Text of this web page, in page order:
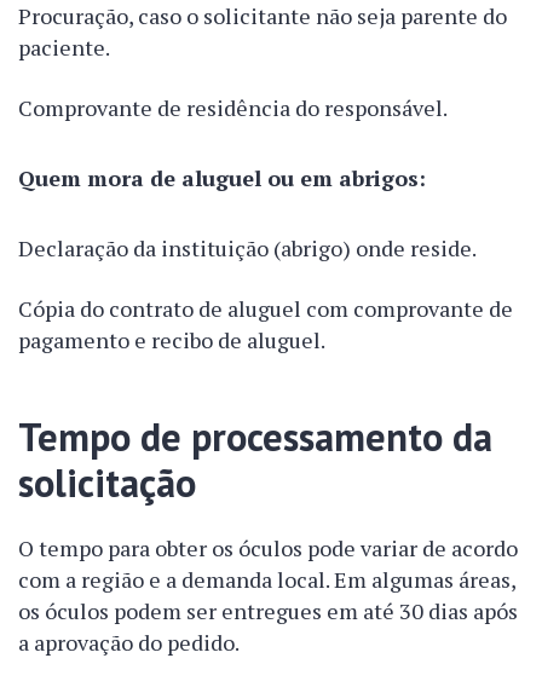
Procuração, caso o solicitante não seja parente do
paciente.
Comprovante de residência do responsável.
Quem mora de aluguel ou em abrigos:
Declaração da instituição (abrigo) onde reside.
Cópia do contrato de aluguel com comprovante de
pagamento e recibo de aluguel.
Tempo de processamento da
solicitação
O tempo para obter os óculos pode variar de acordo
com a região e a demanda local. Em algumas áreas,
os óculos podem ser entregues em até 30 dias após
a aprovação do pedido.